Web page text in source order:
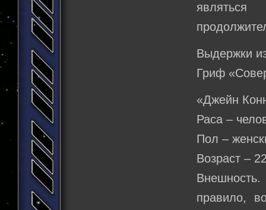
Выдержки
Гриф
«Джейн
Раса –
Пол –
Возраст –
правило,